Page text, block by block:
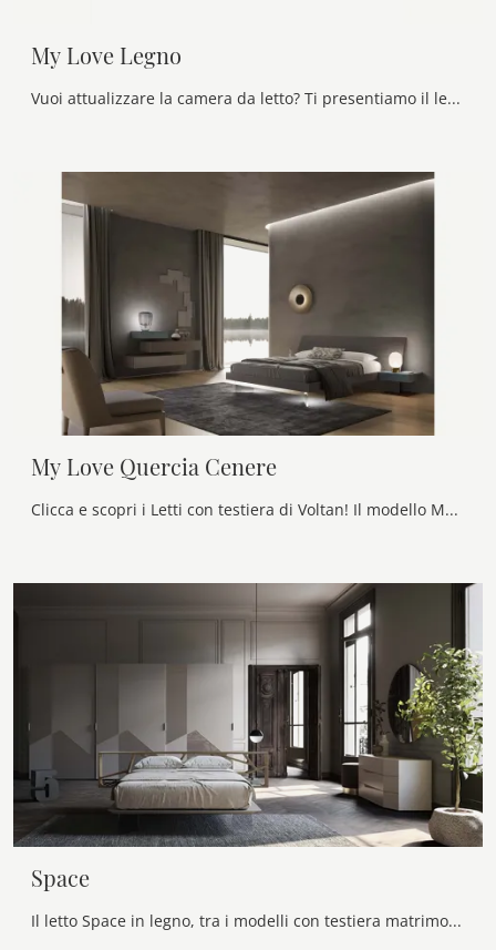
My Love Legno
Vuoi attualizzare la camera da letto? Ti presentiamo il letto in legno My Love Legno di Voltan per spazi moderni.
My Love Quercia Cenere
Clicca e scopri i Letti con testiera di Voltan! Il modello My Love Quercia Cenere in legno ti attende nelle versioni matrimoniali.
Space
Il letto Space in legno, tra i modelli con testiera matrimoniali design di Voltan, è pensato per assicurarti il riposo migliore.